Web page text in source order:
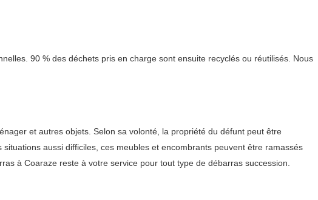
90 % des déchets pris en charge sont ensuite recyclés ou réutilisés. Nous
et autres objets. Selon sa volonté, la propriété du défunt peut être
aussi difficiles, ces meubles et encombrants peuvent être ramassés
à Coaraze reste à votre service pour tout type de débarras succession.